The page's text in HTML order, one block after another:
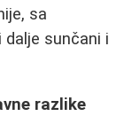
sa
dalje sunčani i
razlike